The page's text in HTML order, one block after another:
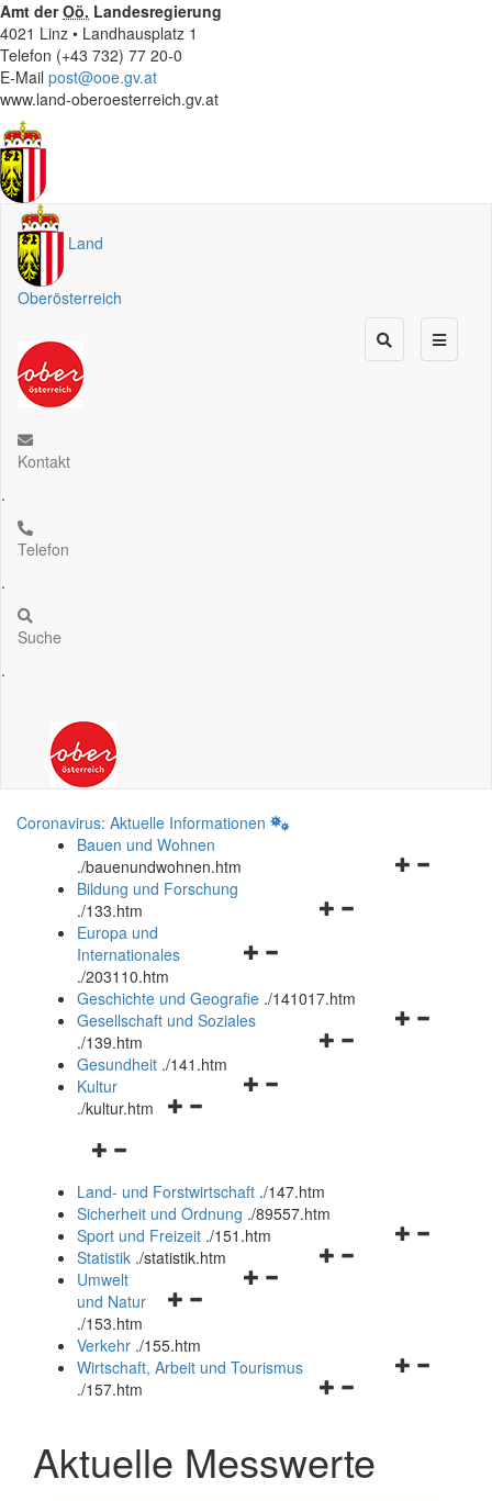
Amt derOö. Landesregierung
4021 Linz • Landhausplatz 1
Telefon (+43 732) 77 20-0
E-Mail post@ooe.gv.at
www.land-oberoesterreich.gv.at
Land
Oberösterreich
Kontakt
.
Telefon
.
Suche
.
Coronavirus: Aktuelle Informationen
Bauen und Wohnen
./bauenundwohnen.htm
Navigationsmenü
Bildung und Forschung
./133.htm
Navigationsmenü
und
schließen
Europa und
Internationales
./203110.htm
Geschichte und Geografie ./141017.htm
Navigationsmenü
Gesellschaft und Soziales
./139.htm
Navigationsmenü
Gesundheit ./141.htm
Navigationsmenü
Kultur
./kultur.htm
Navigationsmenü
und
schließen
Land- und Forstwirtschaft ./147.htm
Sicherheit und Ordnung ./89557.htm
Navigationsmenü
Sport und Freizeit ./151.htm
Navigationsmenü
Statistik ./statistik.htm
Navigationsmenü
und
schließen
Umwelt
und Natur
./153.htm
Verkehr ./155.htm
Navigationsmenü
schließen
Wirtschaft, Arbeit und Tourismus
./157.htm
Aktuelle Messwerte